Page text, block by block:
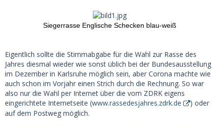
Siegerrasse Englische Schecken blau-weiß
Eigentlich sollte die Stimmabgabe für die Wahl zur Rasse des
Jahres diesmal wieder wie sonst üblich bei der Bundesausstellung
im Dezember in Karlsruhe möglich sein, aber Corona machte wie
auch schon im Vorjahr einen Strich durch die Rechnung. So war
also nur die Wahl per Internet über die vom ZDRK eigens
eingerichtete Internetseite (www.rassedesjahres.zdrk.de
) oder
auf dem Postweg möglich.